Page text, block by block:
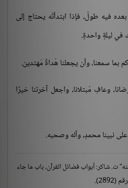
فيه طولٌ، فإذا ابتدأتُه يحتاج إلى
في ليلةٍ واحدةٍ.
بما سمعنا، وأن يجعلنا هُداةً مُهتدين.
وعافِ مُبتلانا، واجعل آخرتنا خيرًا
نبينا محمدٍ، وآله وصحبه.
ت. شاكر: أبواب فضائل القرآن، باب ما جاء